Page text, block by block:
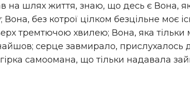
на шлях життя, знаю, що десь є Вона,
Вона, без котрої цілком безцільне моє
тремтючою хвилею; Вона, яка тільки
серце завмирало, прислухалось
самоомана, що тільки надавала